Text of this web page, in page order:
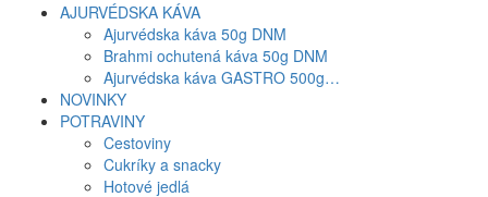
AJURVÉDSKA KÁVA
Ajurvédska káva 50g DNM
Brahmi ochutená káva 50g DNM
Ajurvédska káva GASTRO 500g…
NOVINKY
POTRAVINY
Cestoviny
Cukríky a snacky
Hotové jedlá